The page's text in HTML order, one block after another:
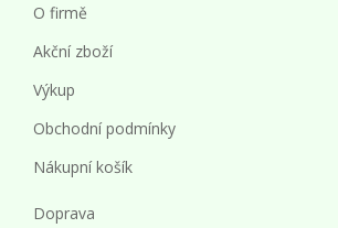
O firmě
Akční zboží
Výkup
Obchodní podmínky
Nákupní košík
Doprava